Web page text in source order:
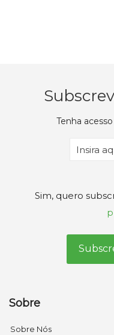
Tenha
Sim, quero
Sobre
Sobre Nós